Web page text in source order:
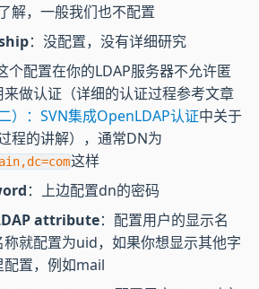
解，一般我们也不配置
：没配置，没有详细研究
个配置在你的LDAP服务器不允许匿
做认证（详细的认证过程参考文章
）：SVN集成OpenLDAP认证中关于
程的讲解），通常DN为
这样
：上边配置dn的密码
attribute：配置用户的显示名
就配置为uid，如果你想显示其他字
置，例如mail